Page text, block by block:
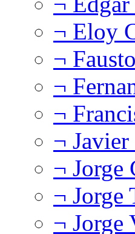
¬ Eloy
¬
¬
¬
¬ Javier
¬ Jorge
¬ Jorge
¬ Jorge